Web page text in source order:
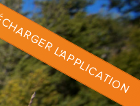
L'APPLICATION